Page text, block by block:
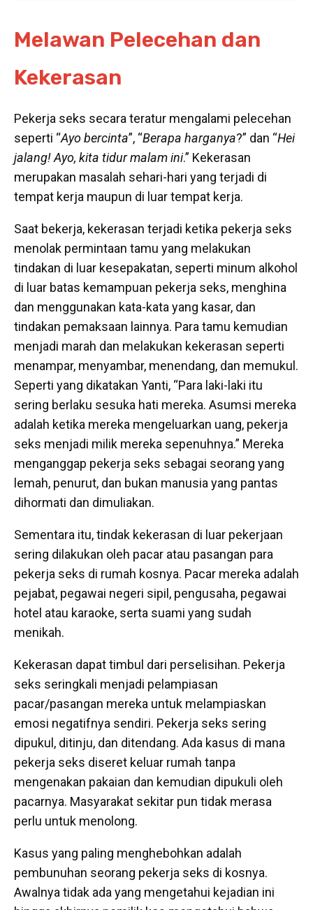
Melawan Pelecehan dan
Kekerasan
Pekerja seks secara teratur mengalami pelecehan
seperti “Ayo bercinta”, “Berapa harganya?” dan “Hei
jalang!Ayo, kita tidur malam ini.” Kekerasan
merupakan masalah sehari-hari yang terjadi di
tempat kerja maupun di luar tempat kerja.
Saat bekerja, kekerasan terjadi ketika pekerja seks
menolak permintaan tamu yang melakukan
tindakan di luar kesepakatan, seperti minum alkohol
di luar batas kemampuan pekerja seks, menghina
dan menggunakan kata-kata yang kasar, dan
tindakan pemaksaan lainnya. Para tamu kemudian
menjadi marah dan melakukan kekerasan seperti
menampar, menyambar, menendang, dan memukul.
Seperti yang dikatakan Yanti, “Para laki-laki itu
sering berlaku sesuka hati mereka. Asumsi mereka
adalah ketika mereka mengeluarkan uang, pekerja
seks menjadi milik mereka sepenuhnya.” Mereka
menganggap pekerja seks sebagai seorang yang
lemah, penurut, dan bukan manusia yang pantas
dihormati dan dimuliakan.
Sementara itu, tindak kekerasan di luar pekerjaan
sering dilakukan oleh pacar atau pasangan para
pekerja seks di rumah kosnya. Pacar mereka adalah
pejabat, pegawai negeri sipil, pengusaha, pegawai
hotel atau karaoke, serta suami yang sudah
menikah.
Kekerasan dapat timbul dari perselisihan. Pekerja
seks seringkali menjadi pelampiasan
pacar/pasangan mereka untuk melampiaskan
emosi negatifnya sendiri. Pekerja seks sering
dipukul, ditinju, dan ditendang. Ada kasus di mana
pekerja seks diseret keluar rumah tanpa
mengenakan pakaian dan kemudian dipukuli oleh
pacarnya. Masyarakat sekitar pun tidak merasa
perlu untuk menolong.
Kasus yang paling menghebohkan adalah
pembunuhan seorang pekerja seks di kosnya.
Awalnya tidak ada yang mengetahui kejadian ini